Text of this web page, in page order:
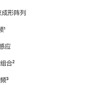
成形阵列
脚
¹
应
合脚
²
脚
³